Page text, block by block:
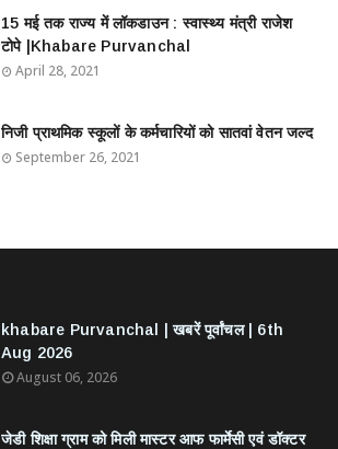
15 मई तक राज्य में लॉकडाउन : स्वास्थ्य मंत्री राजेश
टोपे |Khabare Purvanchal
April 28, 2021
निजी प्राथमिक स्कूलों के कर्मचारियों को सातवां वेतन जल्द
September 26, 2021
khabare Purvanchal | खबरें पूर्वांचल | 6th
Aug 2026
August 06, 2026
जेडी शिक्षा ग्राम को मिली मास्टर आफ फार्मेसी एवं डॉक्टर